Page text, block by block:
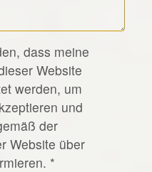
dass meine
Website
werden, um
und
der
Website über
*